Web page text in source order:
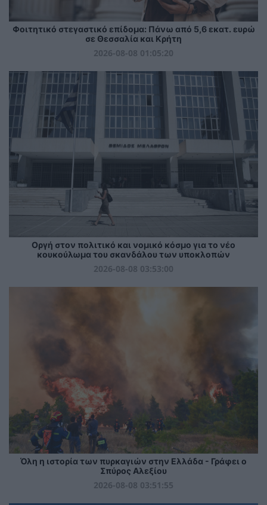
Φοιτητικό στεγαστικό επίδομα: Πάνω από 5,6 εκατ. ευρώ
σε Θεσσαλία και Κρήτη
2026-08-08 01:05:20
Οργή στον πολιτικό και νομικό κόσμο για το νέο
κουκούλωμα του σκανδάλου των υποκλοπών
2026-08-08 03:53:00
Όλη η ιστορία των πυρκαγιών στην Ελλάδα - Γράφει ο
Σπύρος Αλεξίου
2026-08-08 03:51:55